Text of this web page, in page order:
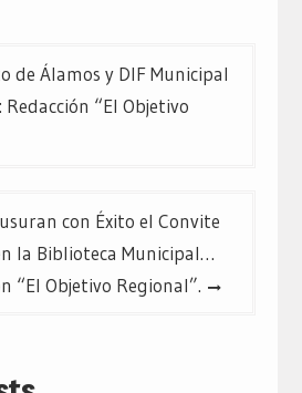
de Álamos y DIF Municipal
“El Objetivo
con Éxito el Convite
la Biblioteca Municipal…
“El Objetivo Regional”.